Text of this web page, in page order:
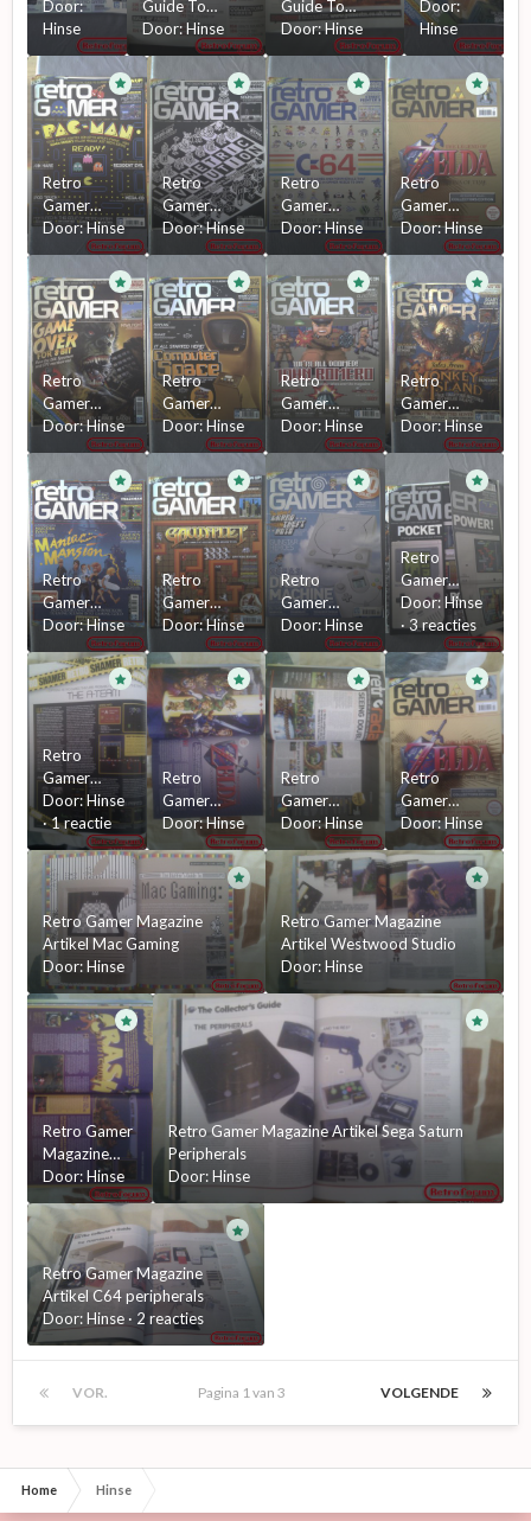
Magazine
#77
Door:
Hinse
Guide To
Classic Gaming
(Retro) Volume
#4
Inhoudsopgave
#1
Door:Hinse
Guide To
Classic Gaming
(Retro) Volume
Inhoudsopgave
#2
Door:Hinse
Guide To
Classic
Gaming
(Retro)
Volume
#4
Door:
Hinse
Retro
Gamer
Magazine
Door:Hinse
Retro
Gamer
Magazine
Door:Hinse
Retro
Gamer
Magazine
Door:Hinse
Retro
Gamer
Magazine
Door:Hinse
Retro
Gamer
Magazine
Door:Hinse
Retro
Gamer
Magazine
Door:Hinse
Retro
Gamer
Magazine
Door:Hinse
Retro
Gamer
Magazine
Door:Hinse
Retro
Gamer
Magazine
Door:Hinse
Retro
Gamer
Magazine
Door:Hinse
Retro
Gamer
Magazine
Door:Hinse
Retro
Gamer
Magazine
#63
Door:Hinse
·3 reacties
Retro
Gamer
Magazine
Artikel The
A-Team
Door:Hinse
·1 reactie
Retro
Gamer
Magazine
Artikel
Zelda
Ocarina of
Time
Door:Hinse
Retro
Gamer
Magazine
Artikel
Retro Radar
Door:Hinse
Retro
Gamer
Magazine
#90
Voorblad
Door:Hinse
Retro Gamer Magazine
Artikel Mac Gaming
Door:Hinse
Retro Gamer Magazine
Artikel Westwood Studio
Door:Hinse
Retro Gamer
Magazine
Artikel Crash
Bandicoot
Door:Hinse
Retro Gamer Magazine Artikel Sega Saturn
Peripherals
Door:Hinse
Retro Gamer Magazine
Artikel C64 peripherals
Door:Hinse · 2 reacties
VOR. VOLGENDE
Pagina 1 van 3
Home Hinse